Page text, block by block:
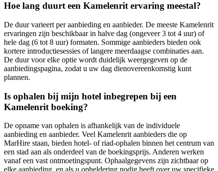
Hoe lang duurt een Kamelenrit ervaring meestal?
De duur varieert per aanbieding en aanbieder. De meeste Kamelenrit
ervaringen zijn beschikbaar in halve dag (ongeveer 3 tot 4 uur) of
hele dag (6 tot 8 uur) formaten. Sommige aanbieders bieden ook
kortere introductiesessies of langere meerdaagse combinaties aan.
De duur voor elke optie wordt duidelijk weergegeven op de
aanbiedingspagina, zodat u uw dag dienovereenkomstig kunt
plannen.
Is ophalen bij mijn hotel inbegrepen bij een
Kamelenrit boeking?
De opname van ophalen is afhankelijk van de individuele
aanbieding en aanbieder. Veel Kamelenrit aanbieders die op
MarHire staan, bieden hotel- of riad-ophalen binnen het centrum van
een stad aan als onderdeel van de boekingsprijs. Anderen werken
vanaf een vast ontmoetingspunt. Ophaalgegevens zijn zichtbaar op